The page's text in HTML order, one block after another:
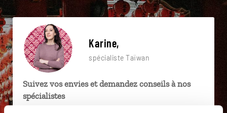
Karine,
spécialiste Taïwan
Suivez vos envies et demandez conseils à nos
spécialistes